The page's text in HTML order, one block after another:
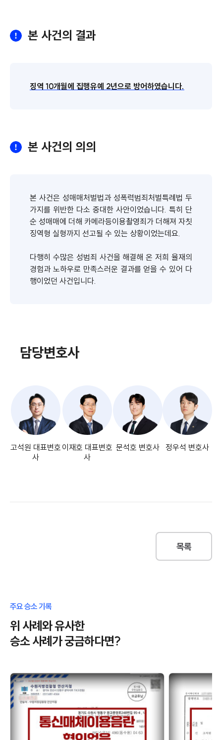
본 사건의 결과
징역 10개월에 집행유예 2년으로 방어하였습니다.
본 사건의 의의
본 사건은 성매매처벌법과 성폭력범죄처벌특례법 두
가지를 위반한 다소 중대한 사안이었습니다. 특히 단
순 성매매에 더해 카메라등이용촬영죄가 더해져 자칫
징역형 실형까지 선고될 수 있는 상황이었는데요.
다행히 수많은 성범죄 사건을 해결해 온 저희 율재의
경험과 노하우로 만족스러운 결과를 얻을 수 있어 다
행이었던 사건입니다.
담당변호사
고석원 대표변호
사
이재호 대표변호
사
문석호 변호사 정우석 변호사
목록
주요 승소 기록
위 사례와 유사한
승소 사례가 궁금하다면?